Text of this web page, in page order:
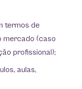
termos de
mercado (caso
profissional);
aulas,